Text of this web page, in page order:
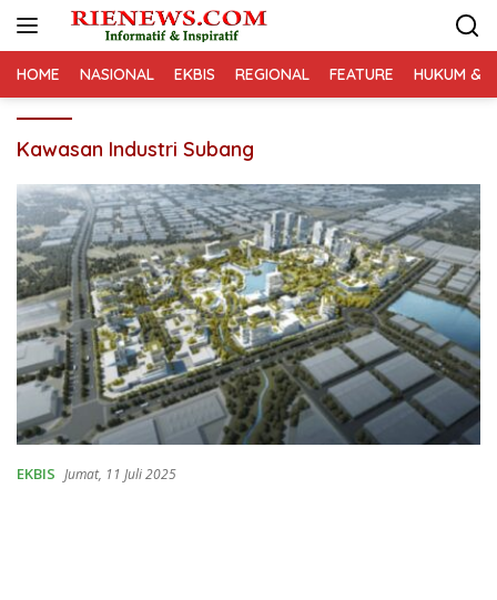
HOME NASIONAL EKBIS REGIONAL FEATURE HUKUM &
Kawasan Industri Subang
EKBIS Jumat, 11 Juli 2025